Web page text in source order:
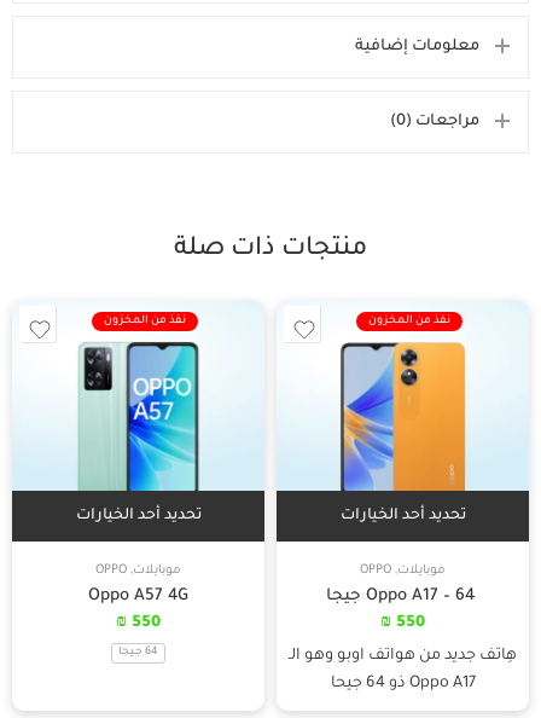
معلومات إضافية
مراجعات (0)
منتجات ذات صلة
نفذ من المخزون
تحديد أحد الخيارات
موبايلات,
OPPO
550
₪
هِاتف جديد من هواتف اوبو وهو الـ
Oppo A17 ذو 64 جيحا
نفذ من المخزون
تحديد أحد الخيارات
موبايلات,
OPPO
Oppo A57 4G
550
₪
64 جيجا